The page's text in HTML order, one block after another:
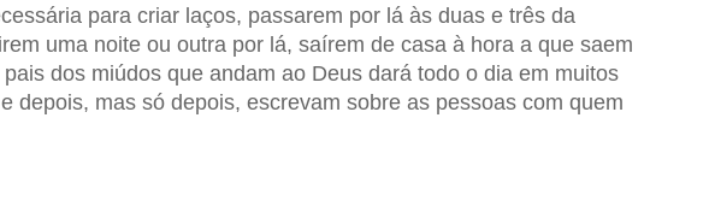
para criar laços, passarem por lá às duas e três da
uma noite ou outra por lá, saírem de casa à hora a que saem
dos miúdos que andam ao Deus dará todo o dia em muitos
depois, mas só depois, escrevam sobre as pessoas com quem